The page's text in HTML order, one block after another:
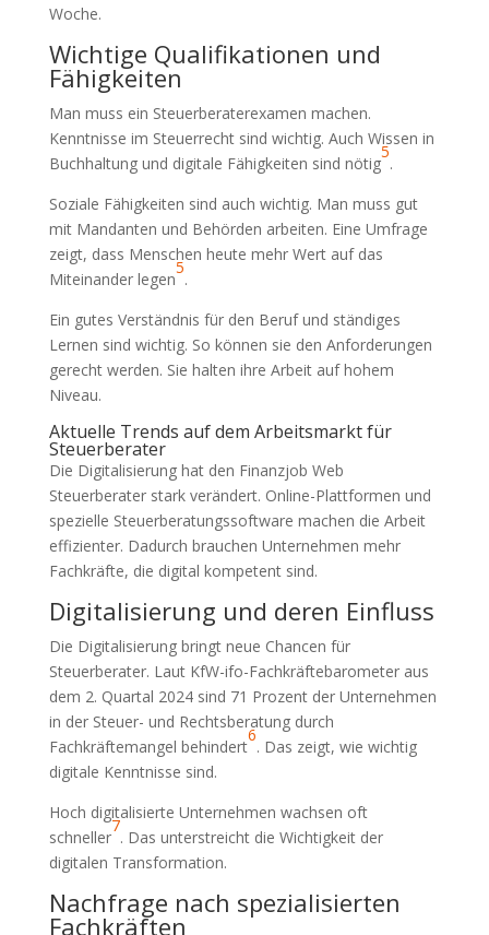
Woche.
Wichtige Qualifikationen und
Fähigkeiten
Man muss ein Steuerberaterexamen machen.
Kenntnisse im Steuerrecht sind wichtig. Auch Wissen in
Buchhaltung und digitale Fähigkeiten sind nötig
5
.
Soziale Fähigkeiten sind auch wichtig. Man muss gut
mit Mandanten und Behörden arbeiten. Eine Umfrage
zeigt, dass Menschen heute mehr Wert auf das
Miteinander legen
5
.
Ein gutes Verständnis für den Beruf und ständiges
Lernen sind wichtig. So können sie den Anforderungen
gerecht werden. Sie halten ihre Arbeit auf hohem
Niveau.
Aktuelle Trends auf dem Arbeitsmarkt für
Steuerberater
Die Digitalisierung hat den Finanzjob Web
Steuerberater stark verändert. Online-Plattformen und
spezielle Steuerberatungssoftware machen die Arbeit
effizienter. Dadurch brauchen Unternehmen mehr
Fachkräfte, die digital kompetent sind.
Digitalisierung und deren Einfluss
Die Digitalisierung bringt neue Chancen für
Steuerberater. Laut KfW-ifo-Fachkräftebarometer aus
dem 2. Quartal 2024 sind 71 Prozent der Unternehmen
in der Steuer- und Rechtsberatung durch
Fachkräftemangel behindert
6
. Das zeigt, wie wichtig
digitale Kenntnisse sind.
Hoch digitalisierte Unternehmen wachsen oft
schneller
7
. Das unterstreicht die Wichtigkeit der
digitalen Transformation.
Nachfrage nach spezialisierten
Fachkräften